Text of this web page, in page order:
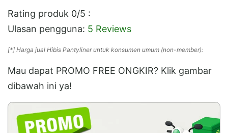
Rating produk 0/5 :
Ulasan pengguna: 5 Reviews
[*] Harga jual Hibis Pantyliner untuk konsumen umum (non-member):
Mau dapat PROMO FREE ONGKIR? Klik gambar
dibawah ini ya!